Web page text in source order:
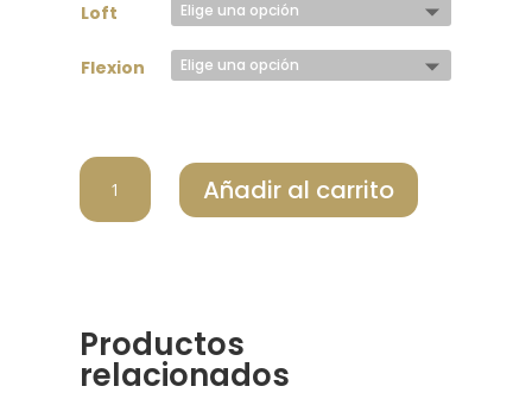
Loft
Flexion
PING
MADERA
DE
Añadir al carrito
Productos
relacionados